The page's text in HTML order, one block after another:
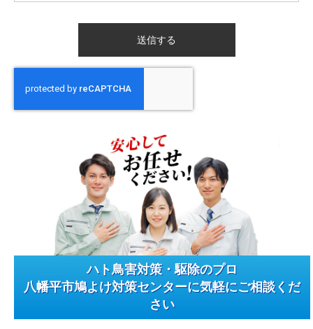
ハト鳥害対策・駆除のプロ
八幡平市鳩よけ対策センターに気軽にご相談くだ
さい